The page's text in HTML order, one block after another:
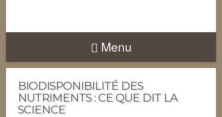
Menu
BIODISPONIBILITÉ DES
NUTRIMENTS : CE QUE DIT LA
SCIENCE